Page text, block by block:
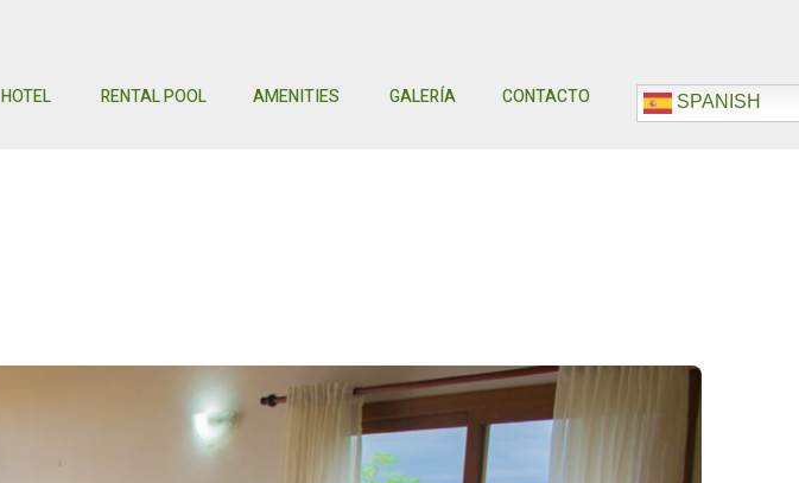
HOTEL RENTAL POOL AMENITIES GALERÍA CONTACTO SPANISH